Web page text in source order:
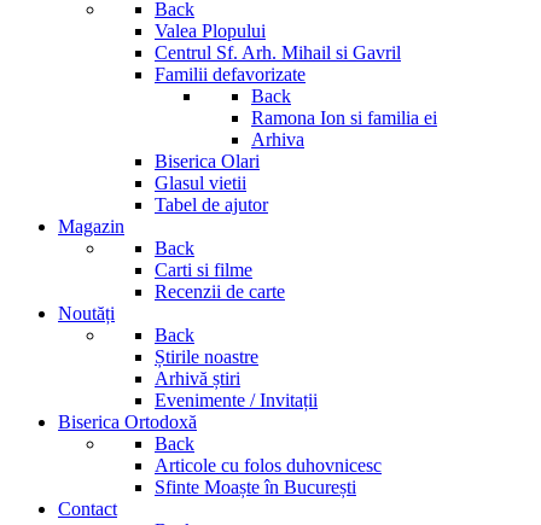
Back
Valea Plopului
Centrul Sf. Arh. Mihail si Gavril
Familii defavorizate
Back
Ramona Ion si familia ei
Arhiva
Biserica Olari
Glasul vietii
Tabel de ajutor
Magazin
Back
Carti si filme
Recenzii de carte
Noutăți
Back
Știrile noastre
Arhivă știri
Evenimente / Invitații
Biserica Ortodoxă
Back
Articole cu folos duhovnicesc
Sfinte Moaște în București
Contact